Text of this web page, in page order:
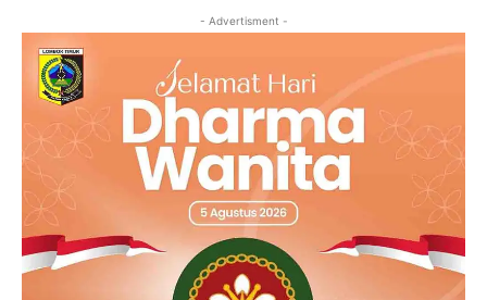
- Advertisment -